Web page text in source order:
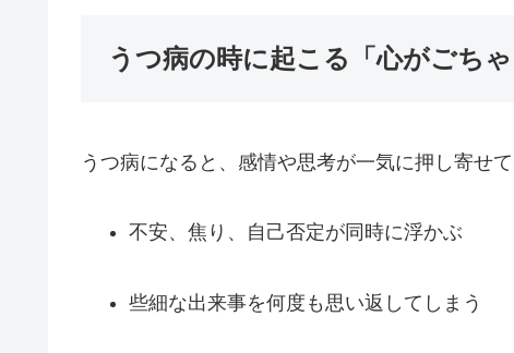
うつ病の時に起こる「心がごち
うつ病になると、感情や思考が一気に押し寄せて
不安、焦り、自己否定が同時に浮かぶ
些細な出来事を何度も思い返してしまう